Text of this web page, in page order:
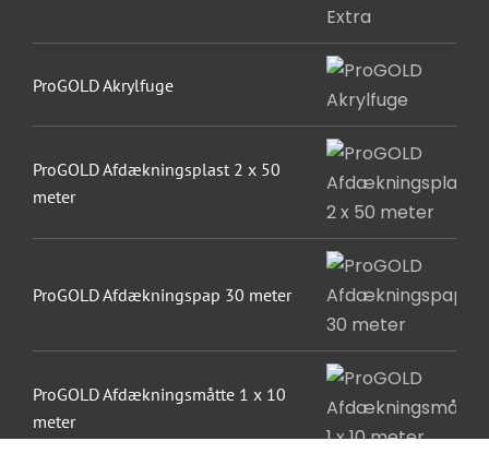
ProGOLD Akrylfuge
ProGOLD Afdækningsplast 2 x 50
meter
ProGOLD Afdækningspap 30 meter
ProGOLD Afdækningsmåtte 1 x 10
meter